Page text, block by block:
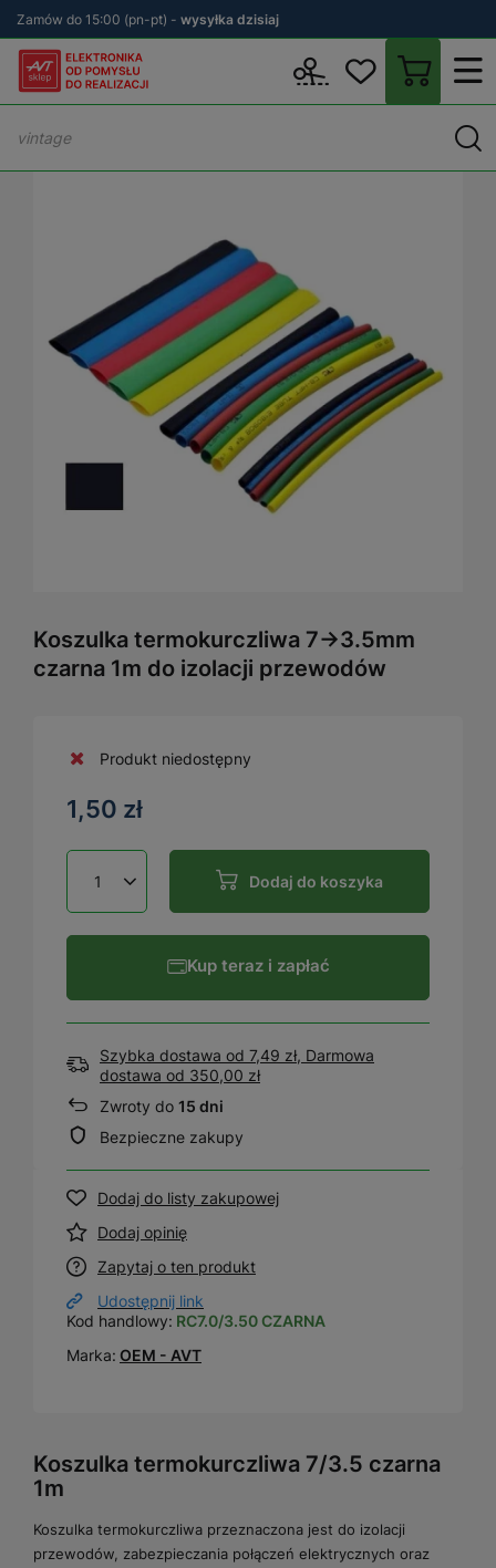
Zamów do 15:00 (pn-pt) - wysyłka dzisiaj
Akcesoria
Koszulka termokurczliwa 7→3.5mm
czarna 1m do izolacji przewodów
Produkt niedostępny
1,50 zł
Dodaj do koszyka
Kup teraz i zapłać
Szybka dostawa od 7,49 zł, Darmowa
dostawa od 350,00 zł
Zwroty do 15 dni
Bezpieczne zakupy
Dodaj do listy zakupowej
Dodaj opinię
Zapytaj o ten produkt
Udostępnij link
Kod handlowy: RC7.0/3.50 CZARNA
Marka: OEM - AVT
Koszulka termokurczliwa 7/3.5 czarna
1m
Koszulka termokurczliwa przeznaczona jest do izolacji
przewodów, zabezpieczania połączeń elektrycznych oraz